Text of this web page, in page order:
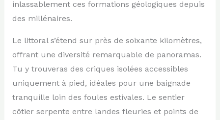
inlassablement ces formations géologiques depuis
des millénaires.
Le littoral s’étend sur près de soixante kilomètres,
offrant une diversité remarquable de panoramas.
Tu y trouveras des criques isolées accessibles
uniquement à pied, idéales pour une baignade
tranquille loin des foules estivales. Le sentier
côtier serpente entre landes fleuries et points de